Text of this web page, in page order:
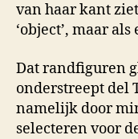
van haar kant
‘object’, maar
Dat randfiguren
onderstreept del
namelijk door
selecteren voor